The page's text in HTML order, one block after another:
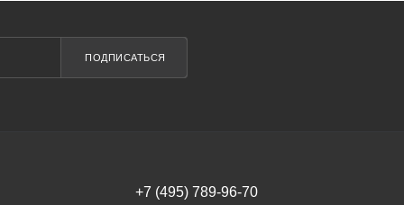
ПОДПИСАТЬСЯ
+7 (495) 789-96-70